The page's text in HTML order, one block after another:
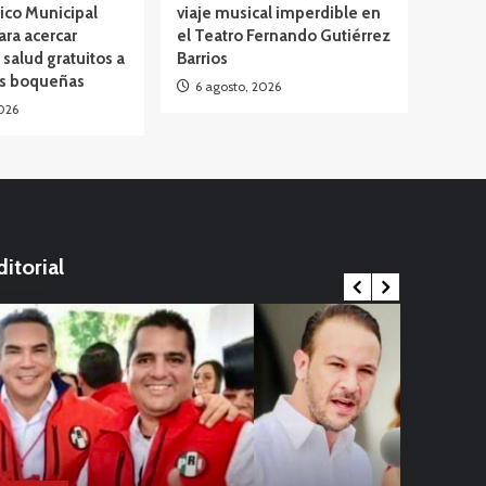
Municipal
acercar
gratuitos a
boqueñas
viaje musical imperdible en
el Teatro Fernando Gutiérrez
Barrios
6 agosto, 2026
el primer caso mortal de viruela
2024
Internacional
China en
infantil;
¡Adiós a
en casa